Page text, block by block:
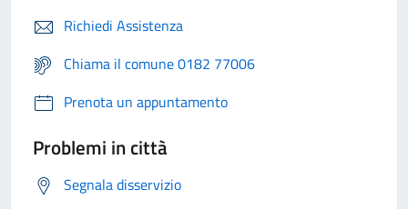
Richiedi Assistenza
Chiama il comune 0182 77006
Prenota un appuntamento
Problemi in città
Segnala disservizio